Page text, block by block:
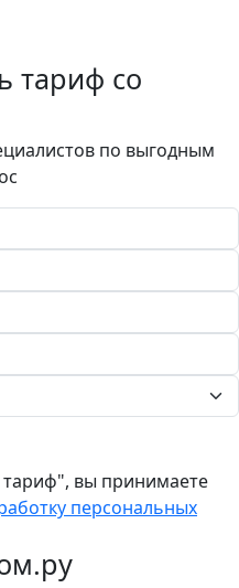
тариф со
по выгодным
вы принимаете
персональных